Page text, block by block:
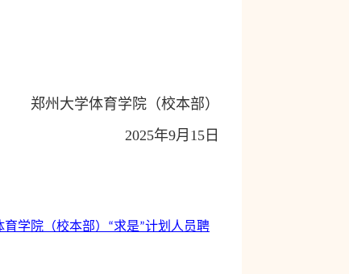
郑州大学体育学院（校本部）
2025年9月 15 日
育学院（校本部）“求是”计划人员聘